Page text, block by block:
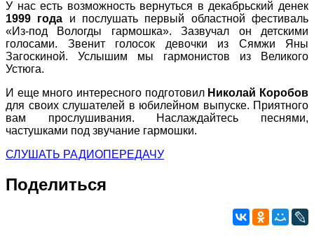
У нас есть возможность вернуться в декабрьский денек
1999 года и послушать первый областной фестиваль
«Из-под Вологды гармошка». Зазвучал он детскими
голосами. Звенит голосок девочки из Сямжи Яны
Загоскиной. Услышим мы гармонистов из Великого
Устюга.
И еще много интересного подготовил Николай Коробов
для своих слушателей в юбилейном выпуске. Приятного
вам прослушивания. Наслаждайтесь песнями,
частушками под звучание гармошки.
СЛУШАТЬ РАДИОПЕРЕДАЧУ
Поделиться